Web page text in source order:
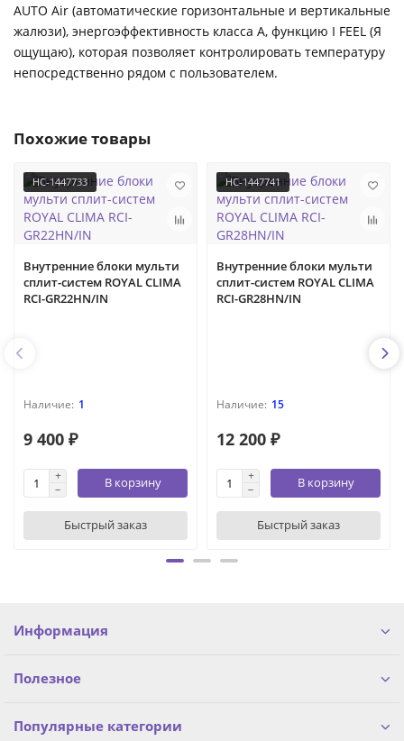
AUTO Air (автоматические горизонтальные и вертикальные
жалюзи), энергоэффективность класса А, функцию I FEEL (Я
ощущаю), которая позволяет контролировать температуру
непосредственно рядом с пользователем.
Похожие товары
НС-1447733
Внутренние блоки мульти
сплит-систем ROYAL CLIMA
RCI-GR22HN/IN
1
9 400 ₽
В корзину
Быстрый заказ
НС-1447741
Внутренние блоки мульти
сплит-систем ROYAL CLIMA
RCI-GR28HN/IN
15
12 200 ₽
В корзину
Быстрый заказ
Информация
Полезное
Популярные категории